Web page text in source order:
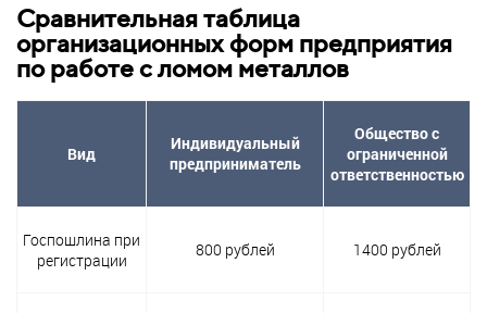
Сравнительная таблица
организационных форм предприятия
по работе с ломом металлов
Вид
Индивидуальный
предприниматель
Общество с
ограниченной
ответственностью
Госпошлина при
регистрации
800 рублей 1400 рублей